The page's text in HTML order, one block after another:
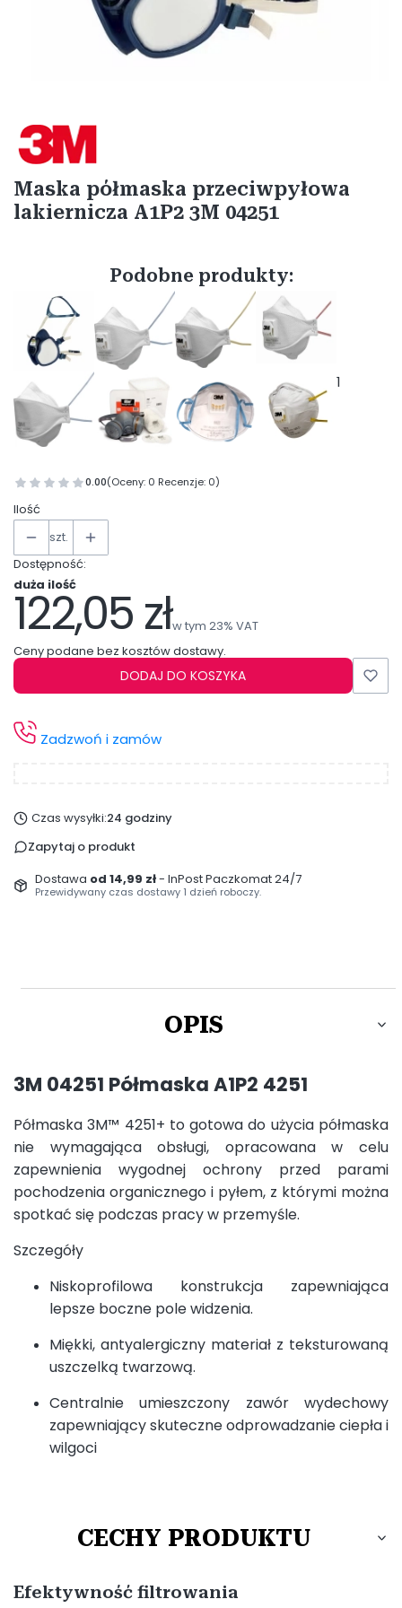
Etykiety
Maska półmaska przeciwpyłowa
lakiernicza A1P2 3M 04251
Podobne produkty:
1
0.00(Oceny: 0 Recenzje: 0)
Ilość
szt.
Dostępność:
duża ilość
Cena
122,05 złw tym 23% VAT
w tym 23% VAT
Ceny podane bez kosztów dostawy.
DODAJ DO KOSZYKA
Zadzwoń i zamów
Czas wysyłki:24 godziny
Zapytaj o produkt
Dostawa od 14,99 zł- InPost Paczkomat 24/7
Przewidywany czas dostawy 1 dzień roboczy.
OPIS
3M 04251 Półmaska A1P2 4251
Półmaska 3M™ 4251+ to gotowa do użycia półmaska
nie wymagająca obsługi, opracowana w celu
zapewnienia wygodnej ochrony przed parami
pochodzenia organicznego i pyłem, z którymi można
spotkać się podczas pracy w przemyśle.
Szczegóły
Niskoprofilowa konstrukcja zapewniająca
lepsze boczne pole widzenia.
Miękki, antyalergiczny materiał z teksturowaną
uszczelką twarzową.
Centralnie umieszczony zawór wydechowy
zapewniający skuteczne odprowadzanie ciepła i
wilgoci
CECHY PRODUKTU
Efektywność filtrowania